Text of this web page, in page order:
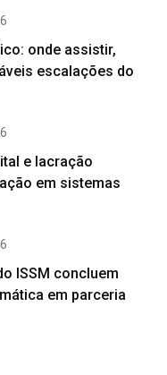
onde assistir,
escalações do
e lacração
em sistemas
ISSM concluem
em parceria